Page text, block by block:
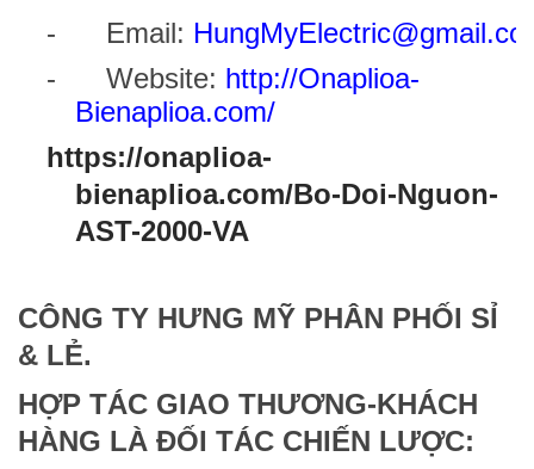
- Email:
- Website: http://Onaplioa-
Bienaplioa.com/
https://onaplioa-
bienaplioa.com/Bo-Doi-Nguon-
AST-2000-VA
CÔNG TY HƯNG MỸ PHÂN PHỐI SỈ
& LẺ.
HỢP TÁC GIAO THƯƠNG-KHÁCH
HÀNG LÀ ĐỐI TÁC CHIẾN LƯỢC: